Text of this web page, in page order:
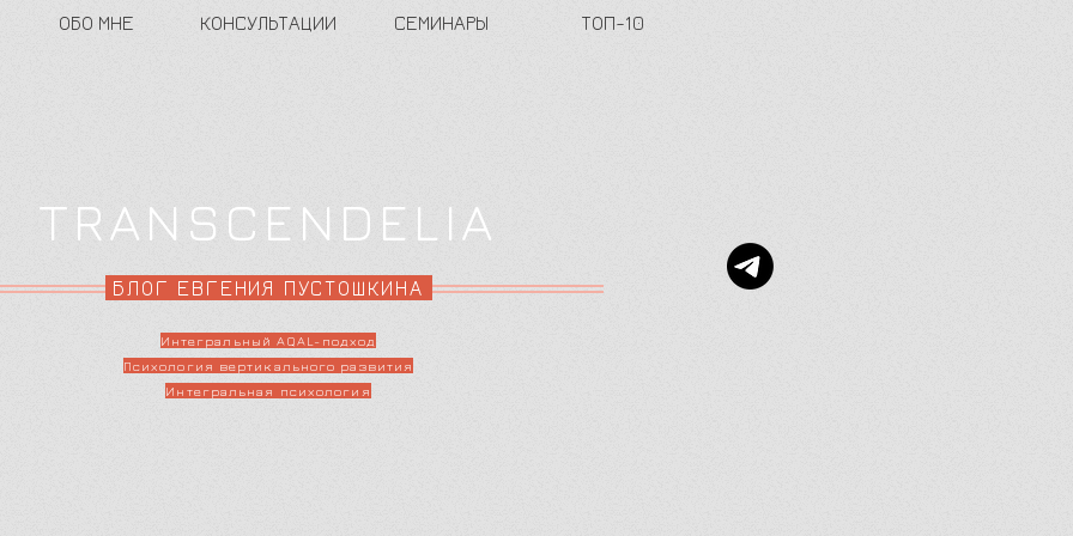
ОБО МНЕ КОНСУЛЬТАЦИИ СЕМИНАРЫ ТОП-10
TRANSCENDELIA
БЛОГ ЕВГЕНИЯ ПУСТОШКИНА
Интегральный AQAL-подход
Психология вертикального развития
Интегральная психология